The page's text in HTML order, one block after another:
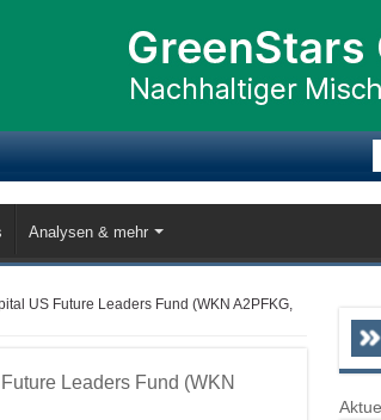
Analysen & mehr
US Future Leaders Fund (WKN A2PFKG,
Leaders Fund (WKN